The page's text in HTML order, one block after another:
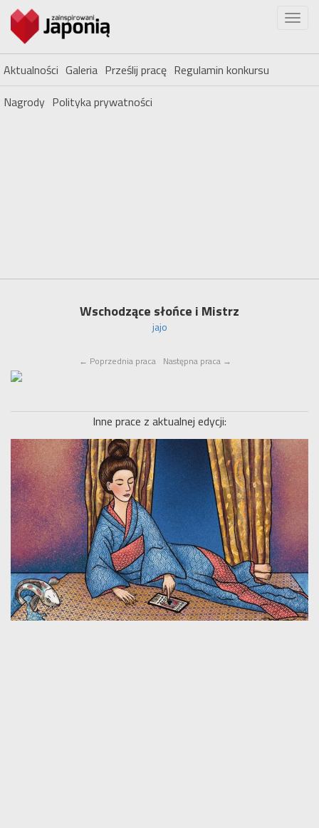
Aktualności Galeria Prześlij pracę Regulamin konkursu
Nagrody Polityka prywatności
Wschodzące słońce i Mistrz
jajo
← Poprzednia praca Następna praca →
Inne prace z aktualnej edycji: